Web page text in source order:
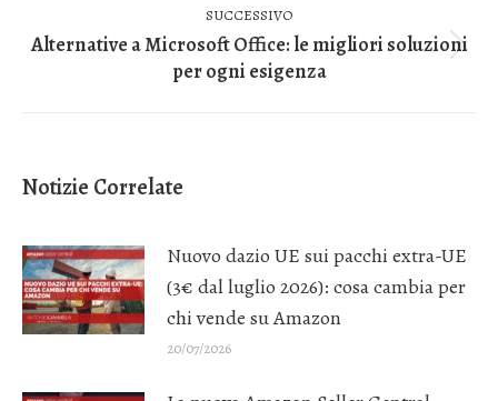
post
SUCCESSIVO
Prossimo
post:
Alternative a Microsoft Office: le migliori soluzioni
per ogni esigenza
Notizie Correlate
Nuovo dazio UE sui pacchi extra-UE
(3€ dal luglio 2026): cosa cambia per
chi vende su Amazon
20/07/2026